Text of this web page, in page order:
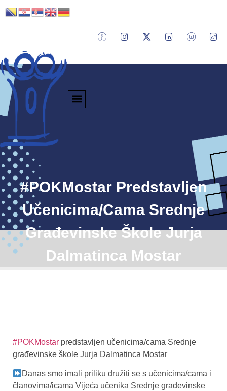
#POKMostar Predstavljen
Učenicima/cama Srednje
Građevinske Škole Jurja
Dalmatinca Mostar
#POKMostar predstavljen učenicima/cama Srednje
građevinske škole Jurja Dalmatinca Mostar
Danas smo imali priliku družiti se s učenicima/cama i
članovima/icama Vijeća učenika Srednje građevinske